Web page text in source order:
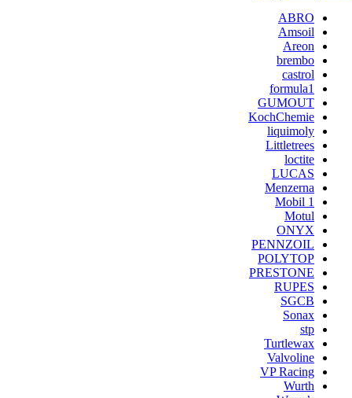
ABRO
Amsoil
Areon
brembo
castrol
formula1
GUMOUT
KochChemie
liquimoly
Littletrees
loctite
LUCAS
Menzerna
Mobil 1
Motul
ONYX
PENNZOIL
POLYTOP
PRESTONE
RUPES
SGCB
Sonax
stp
Turtlewax
Valvoline
VP Racing
Wurth